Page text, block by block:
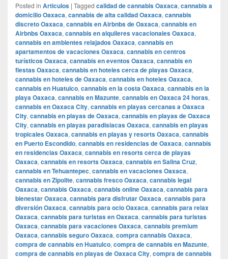
Posted in Articulos | Tagged calidad de cannabis Oaxaca, cannabis a
domicilio Oaxaca, cannabis de alta calidad Oaxaca, cannabis
discreto Oaxaca, cannabis en Airbnbs de Oaxaca, cannabis en
Airbnbs Oaxaca, cannabis en alquileres vacacionales Oaxaca,
cannabis en ambientes relajados Oaxaca, cannabis en
apartamentos de vacaciones Oaxaca, cannabis en centros
turísticos Oaxaca, cannabis en eventos Oaxaca, cannabis en
fiestas Oaxaca, cannabis en hoteles cerca de playas Oaxaca,
cannabis en hoteles de Oaxaca, cannabis en hoteles Oaxaca,
cannabis en Huatulco, cannabis en la costa Oaxaca, cannabis en la
playa Oaxaca, cannabis en Mazunte, cannabis en Oaxaca 24 horas,
cannabis en Oaxaca City, cannabis en playas cercanas a Oaxaca
City, cannabis en playas de Oaxaca, cannabis en playas de Oaxaca
City, cannabis en playas paradisiacas Oaxaca, cannabis en playas
tropicales Oaxaca, cannabis en playas y resorts Oaxaca, cannabis
en Puerto Escondido, cannabis en residencias de Oaxaca, cannabis
en residencias Oaxaca, cannabis en resorts cerca de playas
Oaxaca, cannabis en resorts Oaxaca, cannabis en Salina Cruz,
cannabis en Tehuantepec, cannabis en vacaciones Oaxaca,
cannabis en Zipolite, cannabis fresco Oaxaca, cannabis legal
Oaxaca, cannabis Oaxaca, cannabis online Oaxaca, cannabis para
bienestar Oaxaca, cannabis para disfrutar Oaxaca, cannabis para
diversión Oaxaca, cannabis para ocio Oaxaca, cannabis para relax
Oaxaca, cannabis para turistas en Oaxaca, cannabis para turistas
Oaxaca, cannabis para vacaciones Oaxaca, cannabis premium
Oaxaca, cannabis seguro Oaxaca, compra cannabis Oaxaca,
compra de cannabis en Huatulco, compra de cannabis en Mazunte,
compra de cannabis en playas de Oaxaca City, compra de cannabis